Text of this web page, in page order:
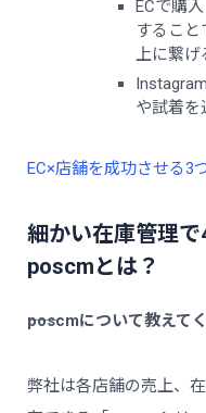
ECで購
するこ
上に繋げ
や試着を
EC×店舗を成功させる3
細かい在庫管理で
poscmとは？
――poscmについて教えて
弊社は各店舗の売上、